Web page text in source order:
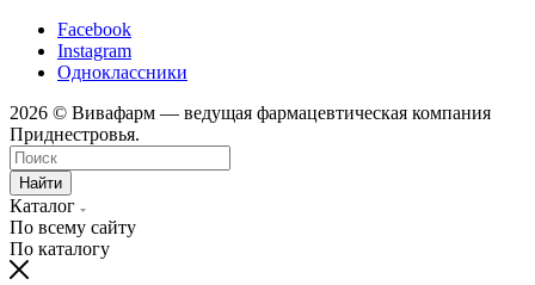
Facebook
Instagram
Одноклассники
2026 © Вивафарм — ведущая фармацевтическая компания
Приднестровья.
Найти
Каталог
По всему сайту
По каталогу